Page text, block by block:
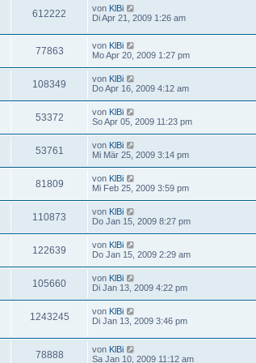
612222 von KlBi
Di Apr 21, 2009 1:26 am
77863 von KlBi
Mo Apr 20, 2009 1:27 pm
108349 von KlBi
Do Apr 16, 2009 4:12 am
53372 von KlBi
So Apr 05, 2009 11:23 pm
53761 von KlBi
Mi Mär 25, 2009 3:14 pm
81809 von KlBi
Mi Feb 25, 2009 3:59 pm
110873 von KlBi
Do Jan 15, 2009 8:27 pm
122639 von KlBi
Do Jan 15, 2009 2:29 am
105660 von KlBi
Di Jan 13, 2009 4:22 pm
1243245 von KlBi
Di Jan 13, 2009 3:46 pm
78888 von KlBi
Sa Jan 10, 2009 11:12 am